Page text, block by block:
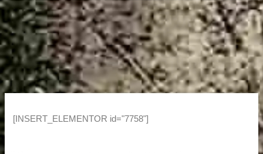
[INSERT_ELEMENTOR id="7758"]